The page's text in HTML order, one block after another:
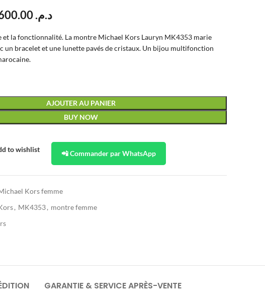
د.م.
et la fonctionnalité. La montre Michael Kors Lauryn MK4353 marie
un bracelet et une lunette pavés de cristaux. Un bijou multifonction
AJOUTER AU PANIER
BUY NOW
to wishlist
📲 Commander par WhatsApp
Kors femme
, MK4353, montre femme
GARANTIE & SERVICE APRÈS-VENTE